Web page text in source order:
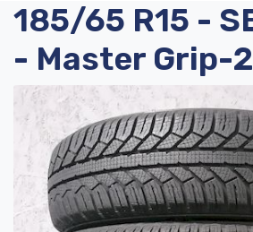
185/65 R15 -
- Master Grip-2